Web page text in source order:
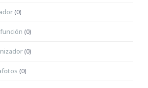
(0)
(0)
(0)
(0)